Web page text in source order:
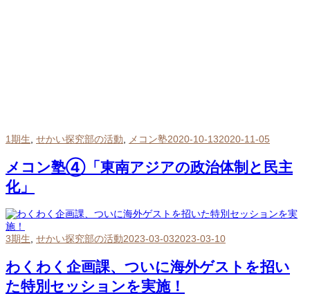
1期生 せかい探究部の活動 メコン塾2020-10-132020-11-05
メコン塾④「東南アジアの政治体制と民主
化」
3期生, せかい探究部の活動2023-03-032023-03-10
わくわく企画課、ついに海外ゲストを招い
た特別セッションを実施！